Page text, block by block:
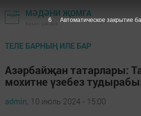
МӘДӘНИ ҖОМГА
Казан шәһәре
ТЕЛЕ БАРНЫҢ ИЛЕ БАР
Азәрбайҗан татарлары:
мохитне үзебез
admin, 10 июль 2024 - 15:00
4 Автоматическое закрытие